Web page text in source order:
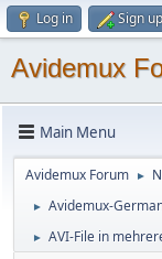
Log in Sign up
Avidemux
Main Menu
Avidemux Forum ►
► Avidemux-
► AVI-File in